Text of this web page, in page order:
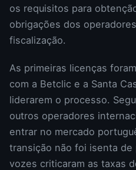
os requisitos para
obrigações dos
fiscalização.
As primeiras licenças
com a Betclic e a Santa
liderarem o processo.
outros operadores
entrar no mercado
transição não foi isenta
vozes criticaram as taxas